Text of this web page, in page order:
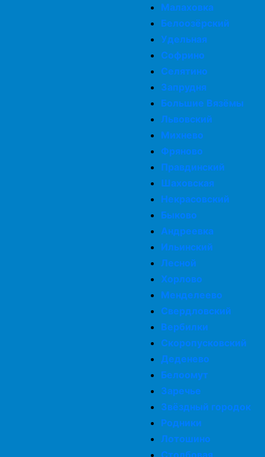
Малаховка
Белоозёрский
Удельная
Софрино
Селятино
Запрудня
Большие Вязёмы
Львовский
Михнево
Фряново
Правдинский
Шаховская
Некрасовский
Быково
Андреевка
Ильинский
Лесной
Хорлово
Менделеево
Свердловский
Вербилки
Скоропусковский
Деденево
Белоомут
Заречье
Звёздный городок
Родники
Лотошино
Столбовая